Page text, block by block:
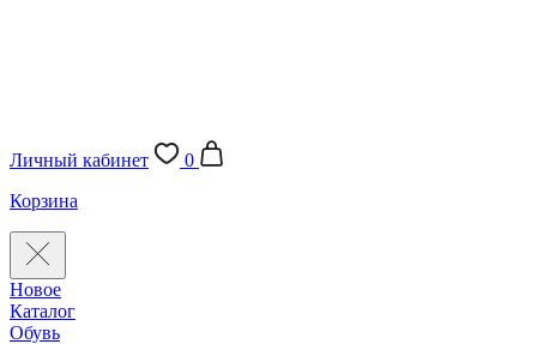
Личный кабинет
0
Корзина
Новое
Каталог
Обувь